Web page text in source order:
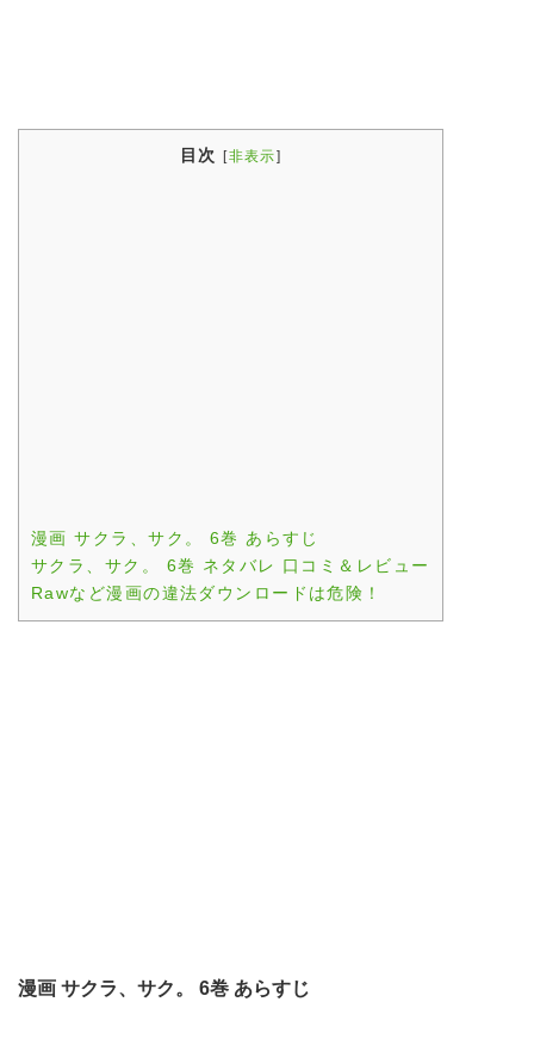
目次 [非表示]
漫画 サクラ、サク。 6巻 あらすじ
サクラ、サク。 6巻 ネタバレ 口コミ＆レビュー
Rawなど漫画の違法ダウンロードは危険！
漫画 サクラ、サク。 6巻 あらすじ